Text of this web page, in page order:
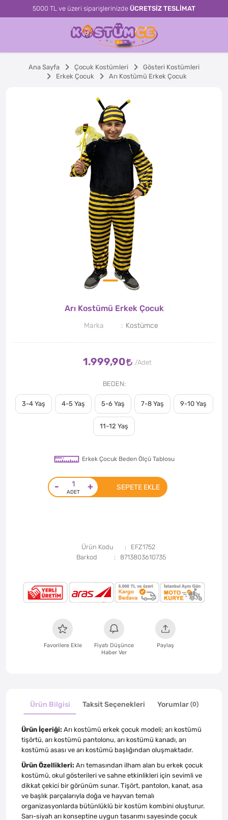
5000 TL ve üzeri siparişlerinizde ÜCRETSİZ TESLİMAT
Ana Sayfa Çocuk Kostümleri
Gösteri Kostümleri
Erkek Çocuk
Arı Kostümü Erkek Çocuk
Arı Kostümü Erkek Çocuk
Marka Kostümce
1.999,90
BEDEN
3-4 Yaş 4-5 Yaş 5-6 Yaş 7-8 Yaş 9-10 Yaş
11-12 Yaş
Erkek Çocuk Beden Ölçü Tablosu
- + SEPETE EKLE
Ürün Kodu
EFZ1752
Barkod
8713803610735
Favorilere Ekle
Fiyatı Düşünce
Haber Ver
Paylaş
Ürün Bilgisi Taksit Seçenekleri Yorumlar (0)
Ürün İçeriği: Arı kostümü erkek çocuk modeli; arı kostümü
tişörtü, arı kostümü pantolonu, arı kostümü kanadı, arı
kostümü asası ve arı kostümü başlığından oluşmaktadır.
Ürün Özellikleri: Arı temasından ilham alan bu erkek çocuk
kostümü, okul gösterileri ve sahne etkinlikleri için sevimli ve
dikkat çekici bir görünüm sunar. Tişört, pantolon, kanat, asa
ve başlık parçalarıyla doğa ve hayvan temalı
organizasyonlarda bütünlüklü bir kostüm kombini oluşturur.
Sarı-siyah arı konseptine uygun tasarımı sayesinde çocuk